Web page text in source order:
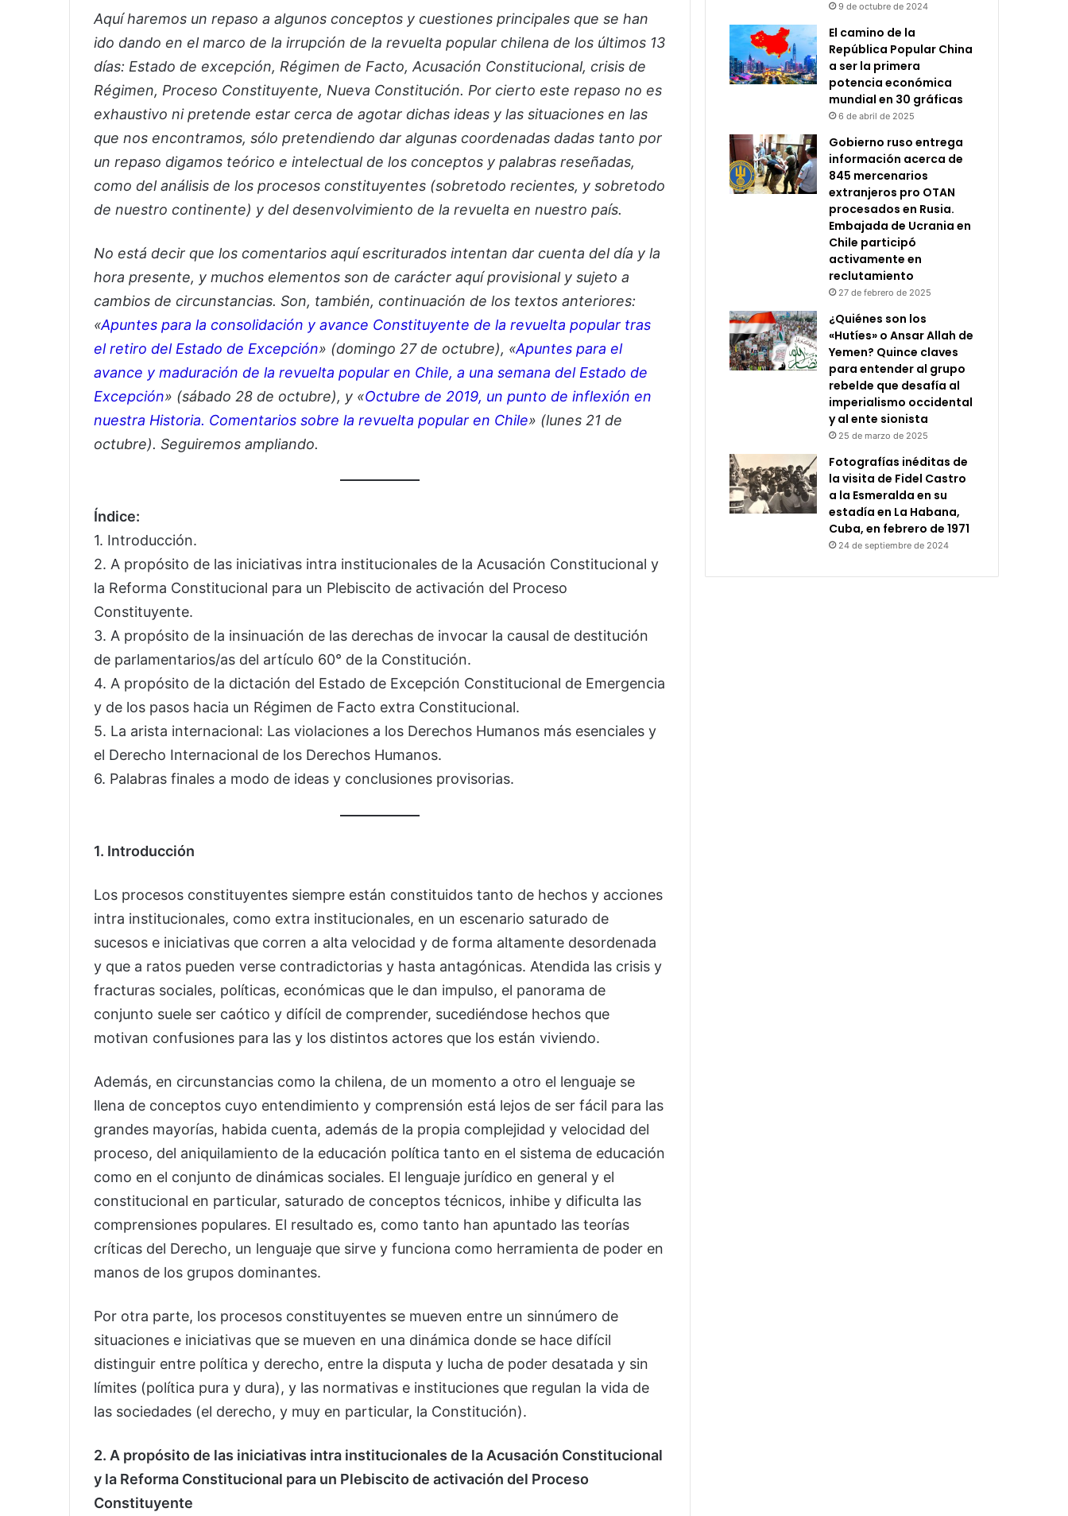
Aquí haremos un repaso a algunos conceptos y cuestiones principales que se han
ido dando en el marco de la irrupción de la revuelta popular chilena de los últimos 13
días: Estado de excepción, Régimen de Facto, Acusación Constitucional, crisis de
Régimen, Proceso Constituyente, Nueva Constitución. Por cierto este repaso no es
exhaustivo ni pretende estar cerca de agotar dichas ideas y las situaciones en las
que nos encontramos, sólo pretendiendo dar algunas coordenadas dadas tanto por
un repaso digamos teórico e intelectual de los conceptos y palabras reseñadas,
como del análisis de los procesos constituyentes (sobretodo recientes, y sobretodo
de nuestro continente) y del desenvolvimiento de la revuelta en nuestro país.
No está decir que los comentarios aquí escriturados intentan dar cuenta del día y la
hora presente, y muchos elementos son de carácter aquí provisional y sujeto a
cambios de circunstancias. Son, también, continuación de los textos anteriores:
«Apuntes para la consolidación y avance Constituyente de la revuelta popular tras
el retiro del Estado de Excepción» (domingo 27 de octubre), «Apuntes para el
avance y maduración de la revuelta popular en Chile, a una semana del Estado de
Excepción» (sábado 28 de octubre), y «Octubre de 2019, un punto de inflexión en
nuestra Historia. Comentarios sobre la revuelta popular en Chile» (lunes 21 de
octubre). Seguiremos ampliando.
Índice:
1. Introducción.
2. A propósito de las iniciativas intra institucionales de la Acusación Constitucional y
la Reforma Constitucional para un Plebiscito de activación del Proceso
Constituyente.
3. A propósito de la insinuación de las derechas de invocar la causal de destitución
de parlamentarios/as del artículo 60° de la Constitución.
4. A propósito de la dictación del Estado de Excepción Constitucional de Emergencia
y de los pasos hacia un Régimen de Facto extra Constitucional.
5. La arista internacional: Las violaciones a los Derechos Humanos más esenciales y
el Derecho Internacional de los Derechos Humanos.
6. Palabras finales a modo de ideas y conclusiones provisorias.
1. Introducción
Los procesos constituyentes siempre están constituidos tanto de hechos y acciones
intra institucionales, como extra institucionales, en un escenario saturado de
sucesos e iniciativas que corren a alta velocidad y de forma altamente desordenada
y que a ratos pueden verse contradictorias y hasta antagónicas. Atendida las crisis y
fracturas sociales, políticas, económicas que le dan impulso, el panorama de
conjunto suele ser caótico y difícil de comprender, sucediéndose hechos que
motivan confusiones para las y los distintos actores que los están viviendo.
Además, en circunstancias como la chilena, de un momento a otro el lenguaje se
llena de conceptos cuyo entendimiento y comprensión está lejos de ser fácil para las
grandes mayorías, habida cuenta, además de la propia complejidad y velocidad del
proceso, del aniquilamiento de la educación política tanto en el sistema de educación
como en el conjunto de dinámicas sociales. El lenguaje jurídico en general y el
constitucional en particular, saturado de conceptos técnicos, inhibe y dificulta las
comprensiones populares. El resultado es, como tanto han apuntado las teorías
críticas del Derecho, un lenguaje que sirve y funciona como herramienta de poder en
manos de los grupos dominantes.
Por otra parte, los procesos constituyentes se mueven entre un sinnúmero de
situaciones e iniciativas que se mueven en una dinámica donde se hace difícil
distinguir entre política y derecho, entre la disputa y lucha de poder desatada y sin
límites (política pura y dura), y las normativas e instituciones que regulan la vida de
las sociedades (el derecho, y muy en particular, la Constitución).
2. A propósito de las iniciativas intra institucionales de la Acusación Constitucional
y la Reforma Constitucional para un Plebiscito de activación del Proceso
Constituyente
9 de octubre de 2024
El camino de la
República Popular China
a ser la primera
potencia económica
mundial en 30 gráficas
6 de abril de 2025
Gobierno ruso entrega
información acerca de
845 mercenarios
extranjeros pro OTAN
procesados en Rusia.
Embajada de Ucrania en
Chile participó
activamente en
reclutamiento
27 de febrero de 2025
¿Quiénes son los
«Hutíes» o Ansar Allah de
Yemen? Quince claves
para entender al grupo
rebelde que desafía al
imperialismo occidental
y al ente sionista
25 de marzo de 2025
Fotografías inéditas de
la visita de Fidel Castro
a la Esmeralda en su
estadía en La Habana,
Cuba, en febrero de 1971
24 de septiembre de 2024